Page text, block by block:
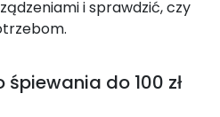
i sprawdzić, czy
do 100 zł